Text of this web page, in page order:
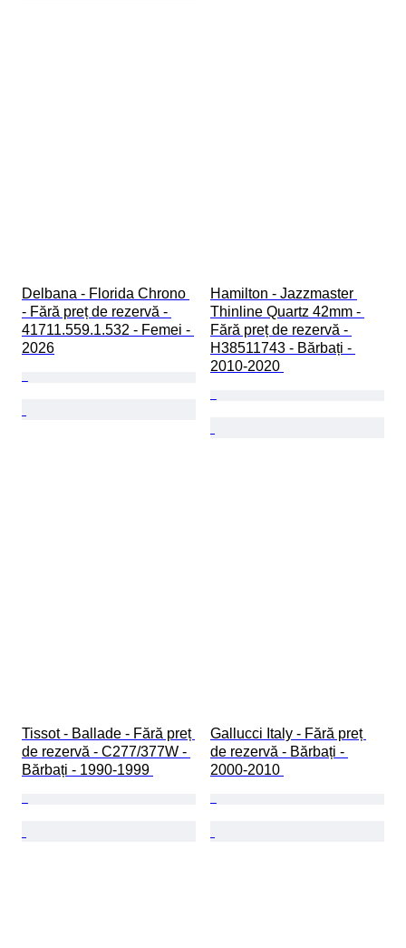
Delbana - Florida Chrono
- Fără preț de rezervă -
41711.559.1.532 - Femei -
2026
Hamilton - Jazzmaster
Thinline Quartz 42mm -
Fără preț de rezervă -
H38511743 - Bărbați -
2010-2020
Tissot - Ballade - Fără preț
de rezervă - C277/377W -
Bărbați - 1990-1999
Gallucci Italy - Fără preț
de rezervă - Bărbați -
2000-2010